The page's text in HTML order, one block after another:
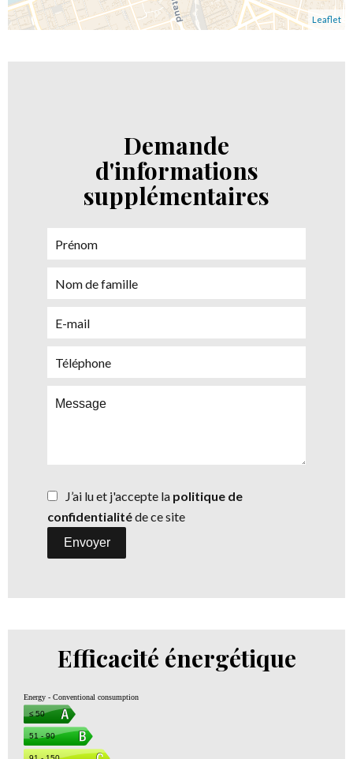
Leaflet
Demande
d'informations
supplémentaires
J’ai lu et j'accepte la politique de
confidentialitéde ce site
Envoyer
Efficacité énergétique